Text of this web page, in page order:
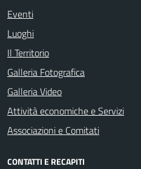
Eventi
Luoghi
Il Territorio
Galleria Fotografica
Galleria Video
Attività economiche e Servizi
Associazioni e Comitati
CONTATTI E RECAPITI